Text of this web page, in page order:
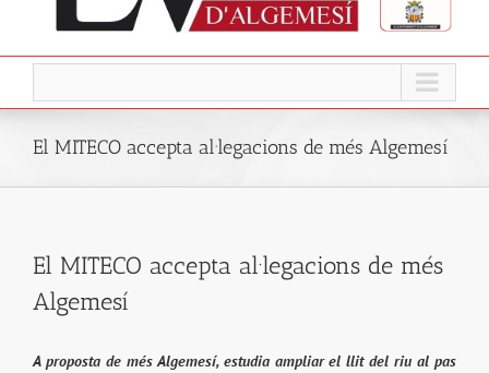
El MITECO accepta al·legacions de més Algemesí
El MITECO accepta al·legacions de més
Algemesí
A proposta de més Algemesí, estudia ampliar el llit del riu al pas